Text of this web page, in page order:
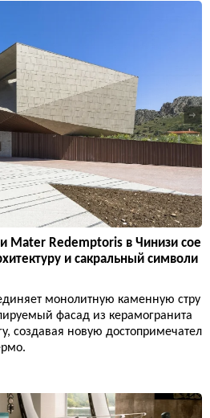
Mater Redemptoris в Чинизи сое
и сакральный символи
монолитную каменную стру
фасад из керамогранита
создавая новую достопримечател